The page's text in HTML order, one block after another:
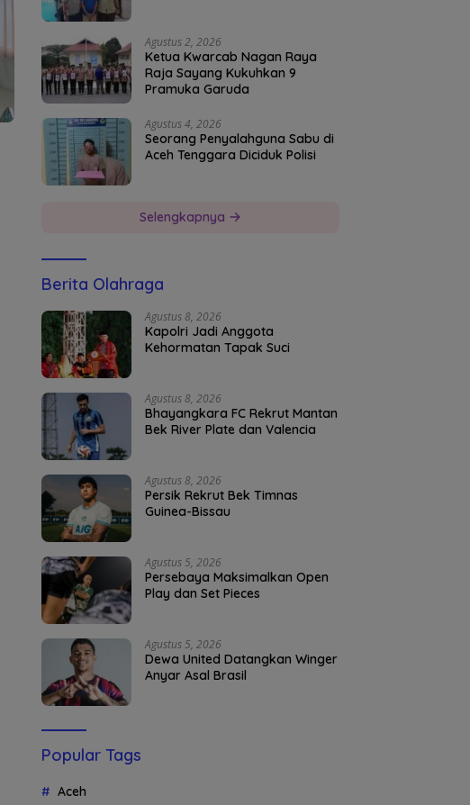
Agustus 2, 2026
Ketua Kwarcab Nagan Raya
Raja Sayang Kukuhkan 9
Pramuka Garuda
Agustus 4, 2026
Seorang Penyalahguna Sabu di
Aceh Tenggara Diciduk Polisi
Selengkapnya
Berita Olahraga
Agustus 8, 2026
Kapolri Jadi Anggota
Kehormatan Tapak Suci
Agustus 8, 2026
Bhayangkara FC Rekrut Mantan
Bek River Plate dan Valencia
Agustus 8, 2026
Persik Rekrut Bek Timnas
Guinea-Bissau
Agustus 5, 2026
Persebaya Maksimalkan Open
Play dan Set Pieces
Agustus 5, 2026
Dewa United Datangkan Winger
Anyar Asal Brasil
Popular Tags
Aceh